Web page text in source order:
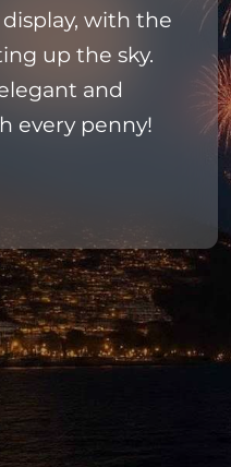
with the
up the sky.
and
every penny!